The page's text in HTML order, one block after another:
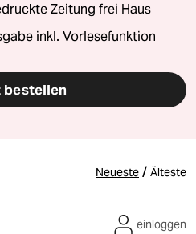
Zeitung frei Haus
inkl. Vorlesefunktion
Neueste / Älteste
einloggen